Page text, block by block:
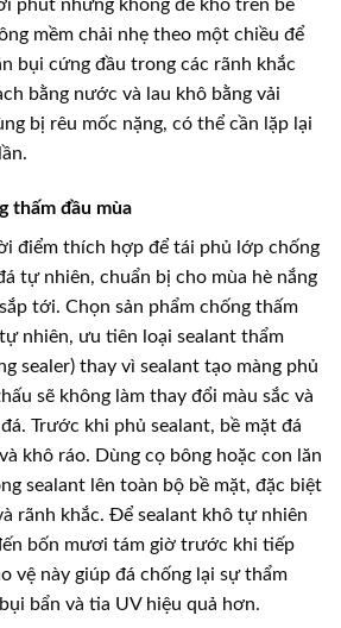
phút nhưng không để khô trên bề
mềm chải nhẹ theo một chiều để
bụi cứng đầu trong các rãnh khắc
bằng nước và lau khô bằng vải
bị rêu mốc nặng, có thể cần lặp lại
thấm đầu mùa
điểm thích hợp để tái phủ lớp chống
tự nhiên, chuẩn bị cho mùa hè nắng
tới. Chọn sản phẩm chống thấm
nhiên, ưu tiên loại sealant thẩm
sealer) thay vì sealant tạo màng phủ
sẽ không làm thay đổi màu sắc và
Trước khi phủ sealant, bề mặt đá
khô ráo. Dùng cọ bông hoặc con lăn
sealant lên toàn bộ bề mặt, đặc biệt
rãnh khắc. Để sealant khô tự nhiên
bốn mươi tám giờ trước khi tiếp
vệ này giúp đá chống lại sự thẩm
bẩn và tia UV hiệu quả hơn.